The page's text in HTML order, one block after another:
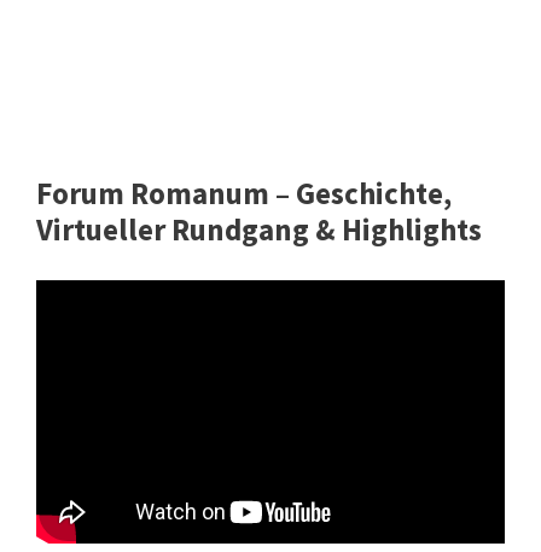
Forum Romanum – Geschichte,
Virtueller Rundgang & Highlights